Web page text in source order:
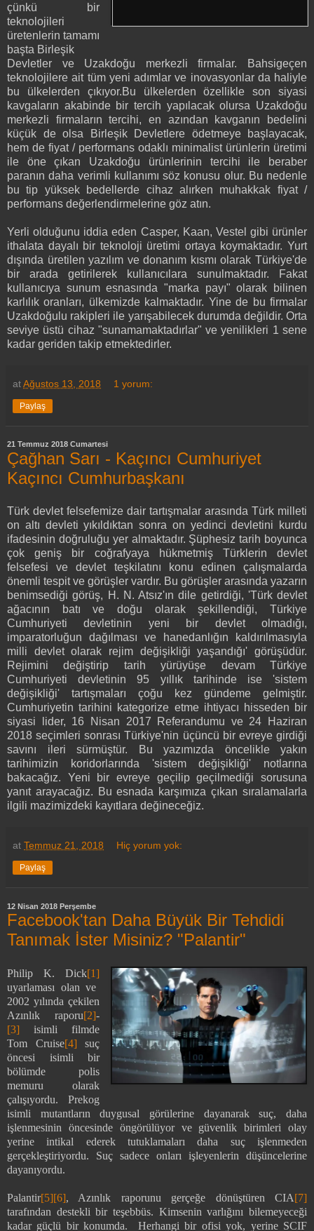
çünkü bir
teknolojileri
üretenlerin tamamı
başta Birleşik
Devletler ve Uzakdoğu merkezli firmalar. Bahsigeçen
teknolojilere ait tüm yeni adımlar ve inovasyonlar da haliyle
bu ülkelerden çıkıyor.Bu ülkelerden özellikle son siyasi
kavgaların akabinde bir tercih yapılacak olursa Uzakdoğu
merkezli firmaların tercihi, en azından kavganın bedelini
küçük de olsa Birleşik Devletlere ödetmeye başlayacak,
hem de fiyat / performans odaklı minimalist ürünlerin üretimi
ile öne çıkan Uzakdoğu ürünlerinin tercihi ile beraber
paranın daha verimli kullanımı söz konusu olur. Bu nedenle
bu tip yüksek bedellerde cihaz alırken muhakkak fiyat /
performans değerlendirmelerine göz atın.
Yerli olduğunu iddia eden Casper, Kaan, Vestel gibi ürünler
ithalata dayalı bir teknoloji üretimi ortaya koymaktadır. Yurt
dışında üretilen yazılım ve donanım kısmı olarak Türkiye'de
bir arada getirilerek kullanıcılara sunulmaktadır. Fakat
kullanıcıya sunum esnasında "marka payı" olarak bilinen
karlılık oranları, ülkemizde kalmaktadır. Yine de bu firmalar
Uzakdoğulu rakipleri ile yarışabilecek durumda değildir. Orta
seviye üstü cihaz "sunamamaktadırlar" ve yenilikleri 1 sene
kadar geriden takip etmektedirler.
atAğustos 13, 2018 1 yorum:
Paylaş
21 Temmuz 2018 Cumartesi
Çağhan Sarı - Kaçıncı Cumhuriyet
Kaçıncı Cumhurbaşkanı
Türk devlet felsefemize dair tartışmalar arasında Türk milleti
on altı devleti yıkıldıktan sonra on yedinci devletini kurdu
ifadesinin doğruluğu yer almaktadır. Şüphesiz tarih boyunca
çok geniş bir coğrafyaya hükmetmiş Türklerin devlet
felsefesi ve devlet teşkilatını konu edinen çalışmalarda
önemli tespit ve görüşler vardır. Bu görüşler arasında yazarın
benimsediği görüş, H. N. Atsız'ın dile getirdiği, 'Türk devlet
ağacının batı ve doğu olarak şekillendiği, Türkiye
Cumhuriyeti devletinin yeni bir devlet olmadığı,
imparatorluğun dağılması ve hanedanlığın kaldırılmasıyla
milli devlet olarak rejim değişikliği yaşandığı' görüşüdür.
Rejimini değiştirip tarih yürüyüşe devam Türkiye
Cumhuriyeti devletinin 95 yıllık tarihinde ise 'sistem
değişikliği' tartışmaları çoğu kez gündeme gelmiştir.
Cumhuriyetin tarihini kategorize etme ihtiyacı hisseden bir
siyasi lider, 16 Nisan 2017 Referandumu ve 24 Haziran
2018 seçimleri sonrası Türkiye'nin üçüncü bir evreye girdiği
savını ileri sürmüştür. Bu yazımızda öncelikle yakın
tarihimizin koridorlarında 'sistem değişikliği' notlarına
bakacağız. Yeni bir evreye geçilip geçilmediği sorusuna
yanıt arayacağız. Bu esnada karşımıza çıkan sıralamalarla
ilgili mazimizdeki kayıtlara değineceğiz.
at Temmuz 21, 2018 Hiç yorum yok:
Paylaş
12 Nisan 2018 Perşembe
Facebook'tan Daha Büyük Bir Tehdidi
Tanımak İster Misiniz? "Palantir"
Philip K. Dick[1]
uyarlaması olan ve
2002 yılında çekilen
Azınlık raporu[2]-
[3] isimli filmde
Tom Cruise[4] suç
öncesi isimli bir
bölümde polis
memuru olarak
çalışıyordu. Prekog
isimli mutantların duygusal görülerine dayanarak suç, daha
işlenmesinin öncesinde öngörülüyor ve güvenlik birimleri olay
yerine intikal ederek tutuklamaları daha suç işlenmeden
gerçekleştiriyordu. Suç sadece onları işleyenlerin düşüncelerine
dayanıyordu.
Palantir[5][6], Azınlık raporunu gerçeğe dönüştüren CIA[7]
tarafından destekli bir teşebbüs. Kimsenin varlığını bilemeyeceği
kadar güçlü bir konumda.
Herhangi bir ofisi yok, yerine SCIF